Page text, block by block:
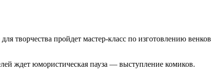
творчества пройдет мастер-класс по изготовлению венков
ждет юмористическая пауза — выступление комиков.